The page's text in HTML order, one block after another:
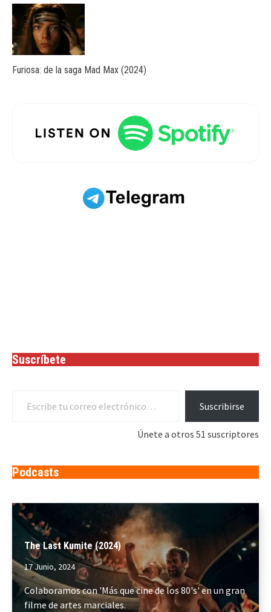
Furiosa: de la saga Mad Max (2024)
Suscríbete
Suscribirse
Únete a otros 51 suscriptores
Podcasts
The Last Kumite (2024)
17 Junio, 2024
Colaboramos con 'Más que cine de los 80's' en un gran
filme de artes marciales.